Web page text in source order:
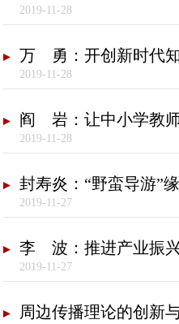
2019-11-28
万 勇：开创新时代
2019-11-28
阎 岩：让中小学教
2019-11-28
封寿炎：“野蛮导游”
2019-11-27
李 波：推进产业振
2019-11-27
周边传播理论的创新